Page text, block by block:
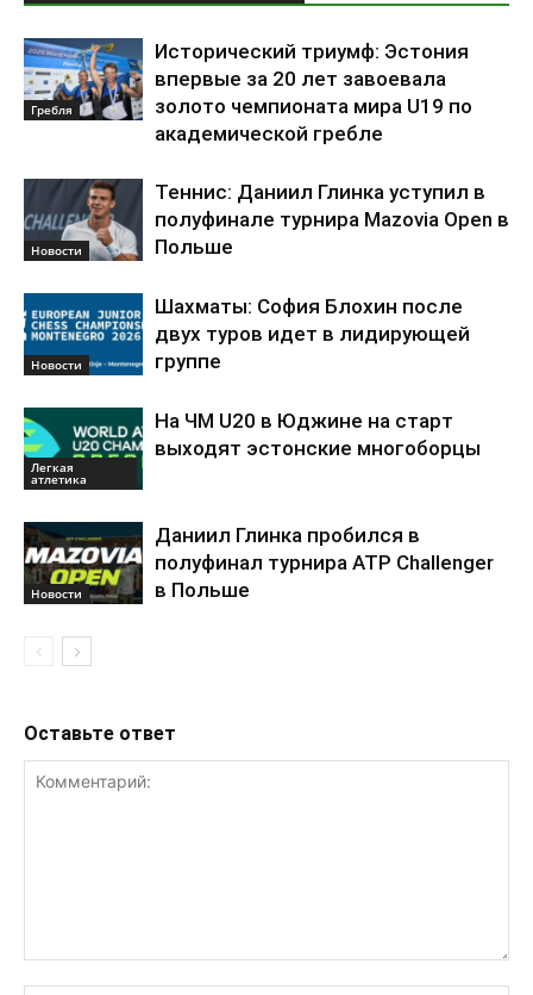
Гребля
Исторический триумф: Эстония
впервые за 20 лет завоевала
золото чемпионата мира U19 по
академической гребле
Новости
Теннис: Даниил Глинка уступил в
полуфинале турнира Mazovia Open в
Польше
Новости
Шахматы: София Блохин после
двух туров идет в лидирующей
группе
Легкая
атлетика
На ЧМ U20 в Юджине на старт
выходят эстонские многоборцы
Новости
Даниил Глинка пробился в
полуфинал турнира ATP Challenger
в Польше
Оставьте ответ